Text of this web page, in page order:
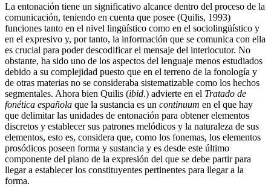
La entonación tiene un significativo alcance dentro del proceso de la
comunicación, teniendo en cuenta que posee (Quilis, 1993)
funciones tanto en el nivel lingüístico como en el sociolingüístico y
en el expresivo y, por tanto, la información que se comunica con ella
es crucial para poder descodificar el mensaje del interlocutor. No
obstante, ha sido uno de los aspectos del lenguaje menos estudiados
debido a su complejidad puesto que en el terreno de la fonología y
de otras materias no se consideraba sistematizable como los hechos
segmentales. Ahora bien Quilis (ibid.) advierte en el Tratado de
fonética española que la sustancia es un continuum en el que hay
que delimitar las unidades de entonación para obtener elementos
discretos y establecer sus patrones melódicos y la naturaleza de sus
elementos, esto es, considera que, como los fonemas, los elementos
prosódicos poseen forma y sustancia y es desde este último
componente del plano de la expresión del que se debe partir para
llegar a establecer los constituyentes pertinentes para llegar a la
forma.